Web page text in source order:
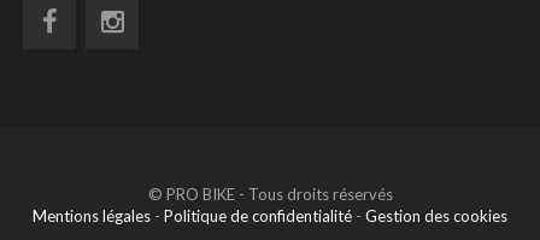
© PRO BIKE - Tous droits réservés
Mentions légales - Politique de confidentialité - Gestion des cookies